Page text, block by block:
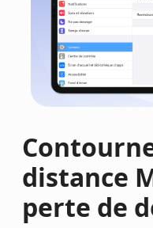
distance
perte de